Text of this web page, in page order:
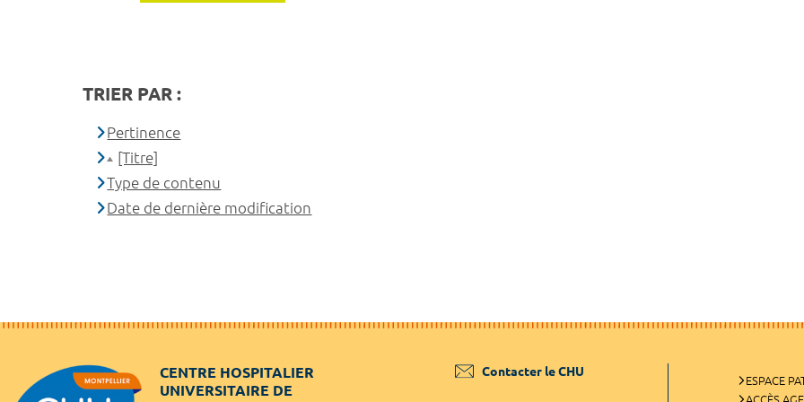
TRIER PAR :
Pertinence
[Titre]
Type de contenu
Date de dernière modification
CENTRE HOSPITALIER
UNIVERSITAIRE DE
Contacter le CHU
ESPACE
ACCÈS